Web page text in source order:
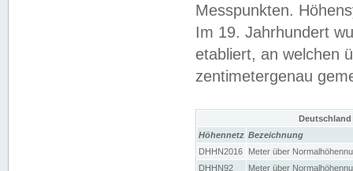
Messpunkten.
Im 19. Jahrhundert
etabliert, an welchen
zentimetergenau
Höhennetz Bezeichnung
DHHN2016
Meter über
DHHN92
Meter über